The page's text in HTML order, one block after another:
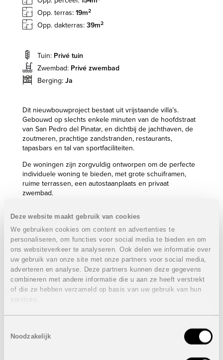
Deze website maakt gebruik van cookies
We gebruiken cookies om content en advertenties te
personaliseren, om functies voor social media te bieden en om
ons websiteverkeer te analyseren. Ook delen we informatie over
uw gebruik van onze site met onze partners voor social media,
adverteren en analyse. Deze partners kunnen deze gegevens
combineren met andere informatie die u aan ze heeft verstrekt
of die ze hebben verzameld op basis van uw gebruik van hun
services.
Noodzakelijk
Opp. terras: 19m2
Opp. dakterras: 39m2
Tuin: Privé tuin
Zwembad: Privé zwembad
Berging: Ja
Dit nieuwbouwproject bestaat uit vrijstaande villa’s.
Gebouwd op slechts enkele minuten van de hoofdstraat
van San Pedro del Pinatar, en dichtbij de jachthaven, de
zoutmeren, prachtige zandstranden, restaurants,
tapasbars en tal van sportfaciliteiten.
De woningen zijn zorgvuldig ontworpen om de perfecte
individuele woning te bieden, met grote schuiframen,
ruime terrassen, een autostaanplaats en privaat
zwembad.
en eetkamer met open keuken, een slaapkamer, reeds 1
badkamer en een tuin met privaat zwembad en
autostaanplaats.
De eerste verdieping beschikt over de overige 2
slaapkamers en badkamer.
Indien gewenst, wordt er over de ganse oppervlakte van
de woning nog een dakterras voorzien.
FASE 11:
Eigenschappen villa's:
Perceel: van 154 m² tot 200 m²